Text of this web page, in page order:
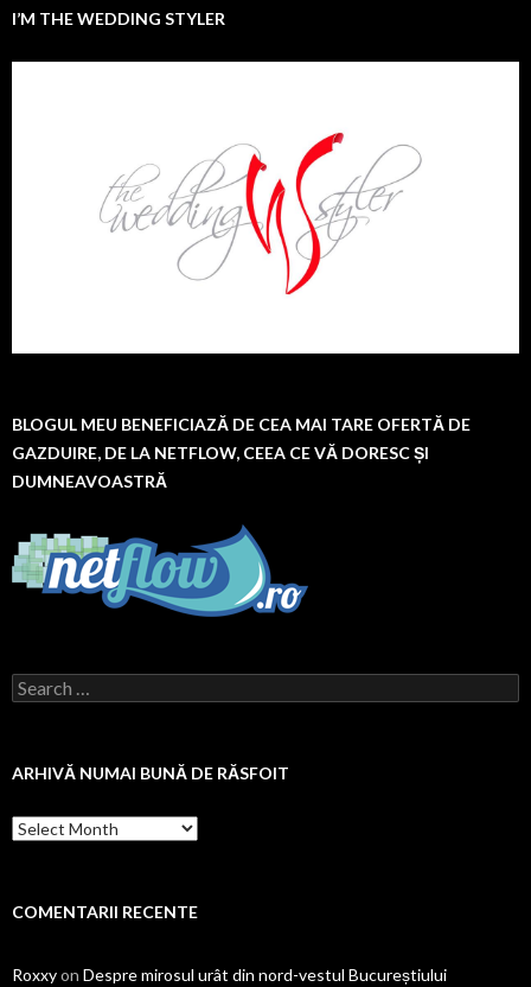
I’M THE WEDDING STYLER
BLOGUL MEU BENEFICIAZĂ DE CEA MAI TARE OFERTĂ DE
GAZDUIRE, DE LA NETFLOW, CEEA CE VĂ DORESC ȘI
DUMNEAVOASTRĂ
Search
for:
ARHIVĂ NUMAI BUNĂ DE RĂSFOIT
Arhivă
numai
răsfoit
COMENTARII RECENTE
Roxxyon Despre mirosul urât din nord-vestul Bucureștiului